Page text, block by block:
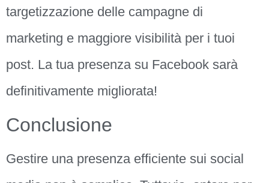
targetizzazione delle campagne di
marketing e maggiore visibilità per i tuoi
post. La tua presenza su Facebook sarà
definitivamente migliorata!
Conclusione
Gestire una presenza efficiente sui social